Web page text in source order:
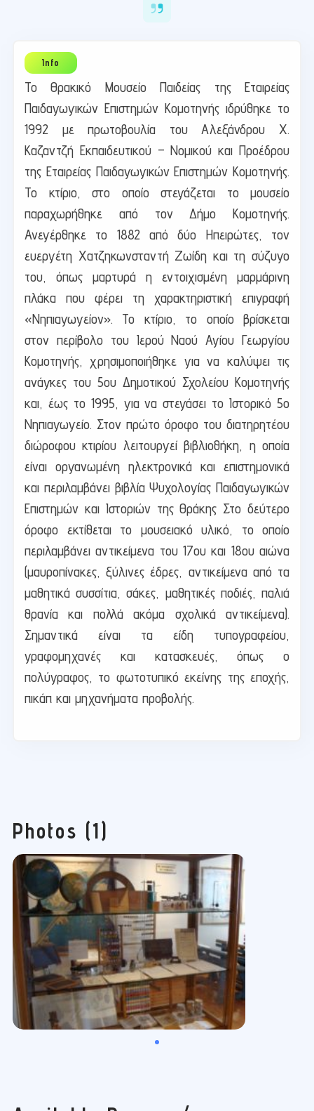
Το Θρακικό Μουσείο Παιδείας της Εταιρείας
Παιδαγωγικών Επιστημών Κομοτηνής ιδρύθηκε το
1992 με πρωτοβουλία του Αλεξάνδρου Χ.
Καζαντζή Εκπαιδευτικού – Νομικού και Προέδρου
της Εταιρείας Παιδαγωγικών Επιστημών Κομοτηνής.
Το κτίριο, στο οποίο στεγάζεται το μουσείο
παραχωρήθηκε από τον Δήμο Κομοτηνής.
Ανεγέρθηκε το 1882 από δύο Ηπειρώτες, τον
ευεργέτη Χατζηκωνσταντή Ζωίδη και τη σύζυγο
του, όπως μαρτυρά η εντοιχισμένη μαρμάρινη
πλάκα που φέρει τη χαρακτηριστική επιγραφή
«Νηπιαγωγείoν». Το κτίριο, το οποίο βρίσκεται
στον περίβολο του Ιερού Ναού Αγίου Γεωργίου
Κομοτηνής, χρησιμοποιήθηκε για να καλύψει τις
ανάγκες του 5ου Δημοτικού Σχολείου Κομοτηνής
και, έως το 1995, για να στεγάσει το Ιστορικό 5ο
Νηπιαγωγείο. Στον πρώτο όροφο του διατηρητέου
διώροφου κτιρίου λειτουργεί βιβλιοθήκη, η οποία
είναι οργανωμένη ηλεκτρονικά και επιστημονικά
και περιλαμβάνει βιβλία Ψυχολογίας Παιδαγωγικών
Επιστημών και Ιστοριών της Θράκης Στο δεύτερο
όροφο εκτίθεται το μουσειακό υλικό, το οποίο
περιλαμβάνει αντικείμενα του 17ου και 18ου αιώνα
(μαυροπίνακες, ξύλινες έδρες, αντικείμενα από τα
μαθητικά συσσίτια, σάκες, μαθητικές ποδιές, παλιά
θρανία και πολλά ακόμα σχολικά αντικείμενα).
Σημαντικά είναι τα είδη τυπογραφείου,
γραφομηχανές και κατασκευές, όπως ο
πολύγραφος, το φωτοτυπικό εκείνης της εποχής,
πικάπ και μηχανήματα προβολής.
Photos (1)